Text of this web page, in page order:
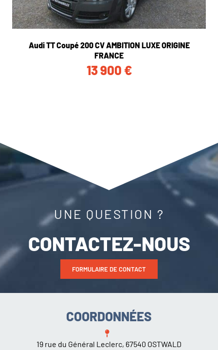
Audi TT Coupé 200 CV AMBITION LUXE ORIGINE
FRANCE
13 900 €
UNE QUESTION ?
CONTACTEZ-NOUS
FORMULAIRE DE CONTACT
COORDONNÉES
19 rue du Général Leclerc, 67540 OSTWALD